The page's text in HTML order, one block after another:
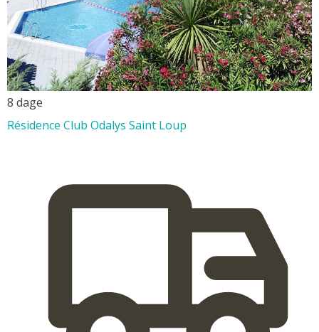
8 dage
Résidence Club Odalys Saint Loup